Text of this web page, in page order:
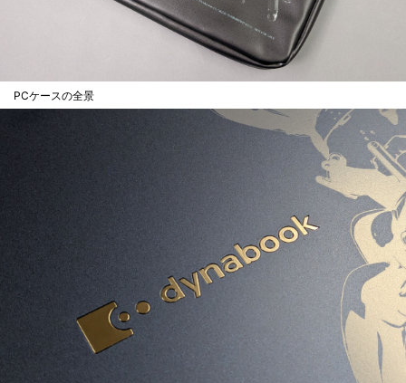
PCケースの全景